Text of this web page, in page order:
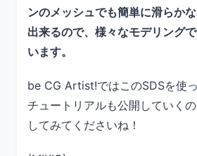
ンのメッシュでも簡単に滑らか
出来るので、様々なモデリング
います。
be CG Artist!ではこのSDSを使
チュートリアルも公開していく
してみてくださいね！